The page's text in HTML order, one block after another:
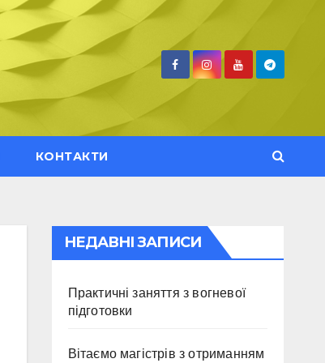
КОНТАКТИ
НЕДАВНІ ЗАПИСИ
Практичні заняття з вогневої
підготовки
Вітаємо магістрів з отриманням